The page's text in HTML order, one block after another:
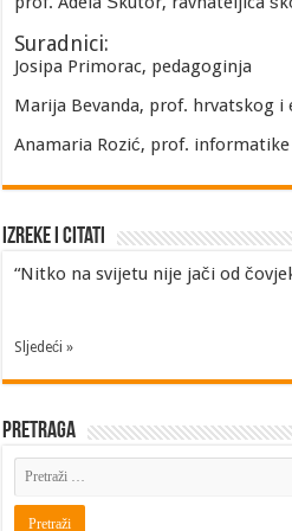
Suradnici:
Josipa Primorac, pedagoginja
Marija Bevanda, prof. hrvatskog i
Anamaria Rozić, prof. informatike
Izreke i Citati
“Nitko na svijetu nije jači od
Sljedeći »
Pretraga